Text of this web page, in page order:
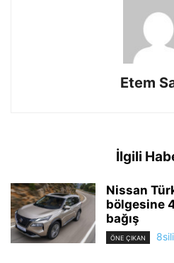
Etem
İlgili
Nissan
bölgesine
bağış
ÖNE ÇIKAN